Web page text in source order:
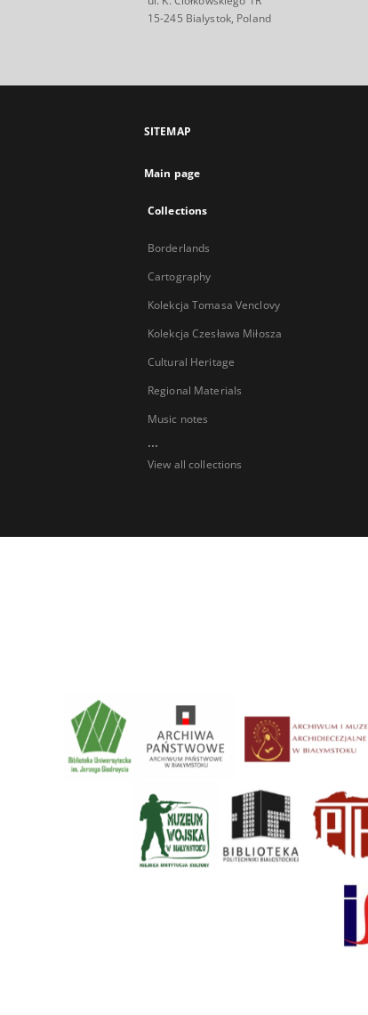
15-245 Bialystok, Poland
SITEMAP
Main page
Collections
Borderlands
Cartography
Kolekcja Tomasa Venclovy
Kolekcja Czesława Miłosza
Cultural Heritage
Regional Materials
Music notes
...
View all collections